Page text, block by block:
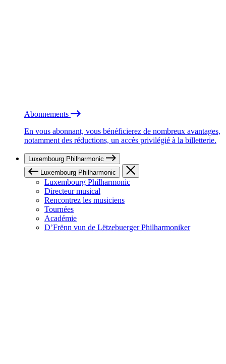
Abonnements
En vous abonnant, vous bénéficierez de nombreux avantages,
notamment des réductions, un accès privilégié à la billetterie.
Luxembourg Philharmonic
Luxembourg Philharmonic
Luxembourg Philharmonic
Directeur musical
Rencontrez les musiciens
Tournées
Académie
D’Frënn vun de Lëtzebuerger Philharmoniker